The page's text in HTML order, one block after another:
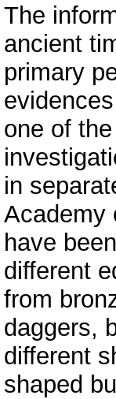
The
ancient
primary
one of
in
Academy
have
different
from
daggers,
different
shaped